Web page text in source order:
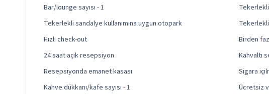
Bar/lounge sayısı - 1
Tekerlekli sandalye kullanımına uygun otopark
Hızlı check-out
Birden
24 saat açık resepsiyon
Kahvaltı
Resepsiyonda emanet kasası
Sigara
Kahve dükkanı/kafe sayısı - 1
Ücretsiz